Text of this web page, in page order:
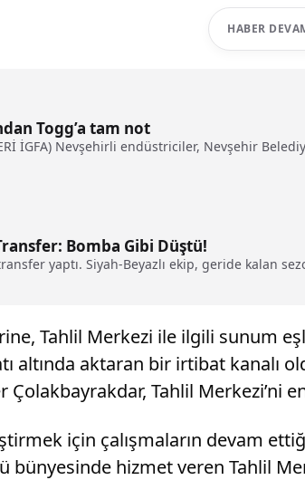
HABER
Togg’a tam not
İGFA) Nevşehirli endüstriciler, Nevşehir
Bomba Gibi Düştü!
yaptı. Siyah-Beyazlı ekip, geride kalan
Tahlil Merkezi ile ilgili sunum
altında aktaran bir irtibat kanalı
Çolakbayrakdar, Tahlil Merkezi’ni
için çalışmaların devam
bünyesinde hizmet veren Tahlil